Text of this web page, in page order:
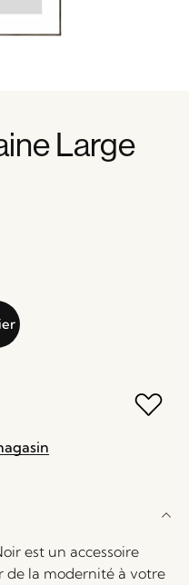
Large
est un accessoire
la modernité à votre